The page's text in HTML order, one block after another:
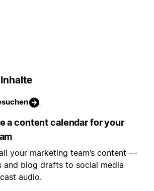
a content calendar for your
your marketing team’s content —
and blog drafts to social media
audio.